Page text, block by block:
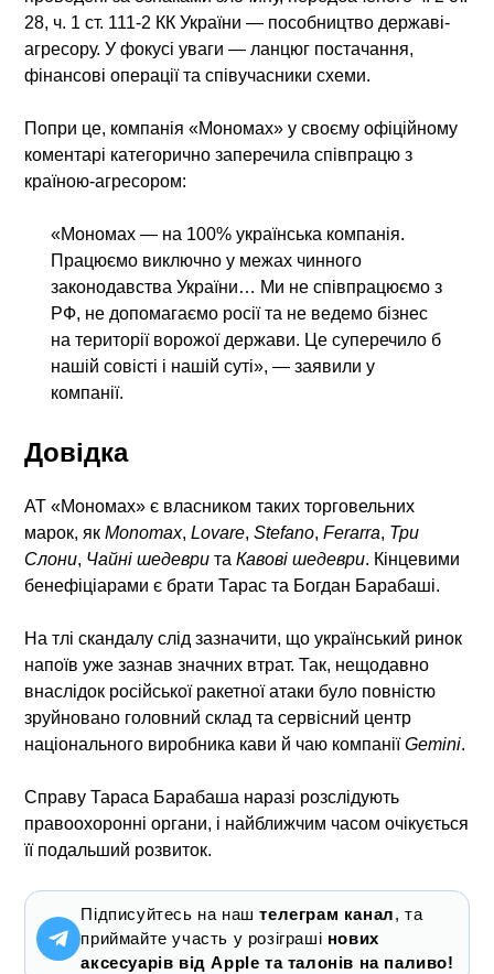
28, ч. 1 ст. 111-2 КК України — пособництво державі-
агресору. У фокусі уваги — ланцюг постачання,
фінансові операції та співучасники схеми.
Попри це, компанія «Мономах» у своєму офіційному
коментарі категорично заперечила співпрацю з
країною-агресором:
«Мономах — на 100% українська компанія.
Працюємо виключно у межах чинного
законодавства України… Ми не співпрацюємо з
РФ, не допомагаємо росії та не ведемо бізнес
на території ворожої держави. Це суперечило б
нашій совісті і нашій суті», — заявили у
компанії.
Довідка
АТ «Мономах» є власником таких торговельних
марок, якMonomax,Lovare,Stefano,Ferarra, Три
Слони, Чайні шедеври таКавові шедеври. Кінцевими
бенефіціарами є брати Тарас та Богдан Барабаші.
На тлі скандалу слід зазначити, що український ринок
напоїв уже зазнав значних втрат. Так, нещодавно
внаслідок російської ракетної атаки було повністю
зруйновано головний склад та сервісний центр
національного виробника кави й чаю компаніїGemini.
Справу Тараса Барабаша наразі розслідують
правоохоронні органи, і найближчим часом очікується
її подальший розвиток.
Підписуйтесь на наштелеграм канал, та
приймайте участь у розіграші нових
аксесуарів від Apple та талонів на паливо!